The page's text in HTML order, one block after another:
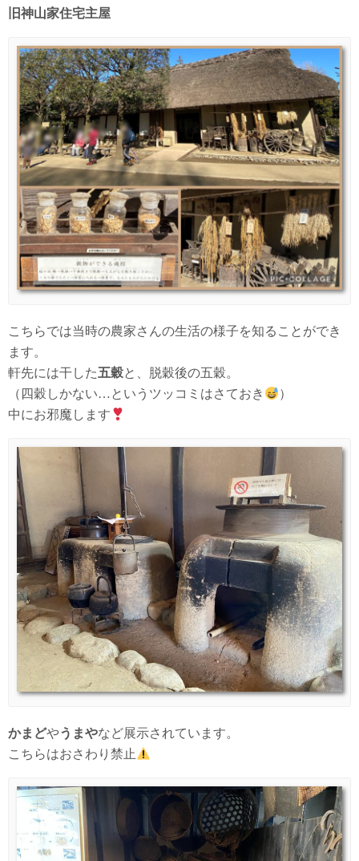
旧神山家住宅主屋
こちらでは当時の農家さんの生活の様子を知ることができ
ます。
軒先には干した五穀と、脱穀後の五穀。
（四穀しかない…というツッコミはさておき
）
中にお邪魔します
かまどやうまやなど展示されています。
こちらはおさわり禁止